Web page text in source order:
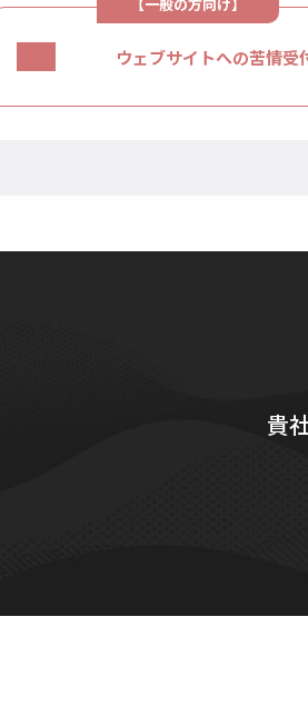
ウェブサイトへの苦情受
貴